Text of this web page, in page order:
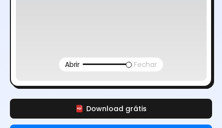
Download grátis
Abrir Fechar